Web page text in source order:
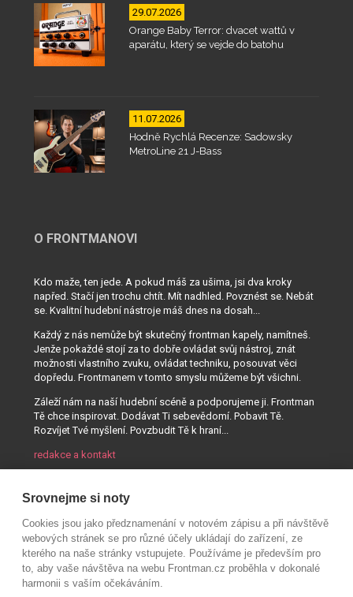
29.07.2026
Orange Baby Terror: dvacet wattů v
aparátu, který se vejde do batohu
11.07.2026
Hodně Rychlá Recenze: Sadowsky
MetroLine 21 J-Bass
O FRONTMANOVI
Kdo maže, ten jede. A pokud máš za ušima, jsi dva kroky
napřed. Stačí jen trochu chtít. Mít nadhled. Povznést se. Nebát
se. Kvalitní hudební nástroje máš dnes na dosah...
Každý z nás nemůže být skutečný frontman kapely, namítneš.
Jenže pokaždé stojí za to dobře ovládat svůj nástroj, znát
možnosti vlastního zvuku, ovládat techniku, posouvat věci
dopředu. Frontmanem v tomto smyslu můžeme být všichni.
Záleží nám na naší hudební scéně a podporujeme ji. Frontman
Tě chce inspirovat. Dodávat Ti sebevědomí. Pobavit Tě.
Rozvíjet Tvé myšlení. Povzbudit Tě k hraní...
redakce a kontakt
Srovnejme si noty
Cookies jsou jako předznamenání v notovém zápisu a při návštěvě
webových stránek se pro různé účely ukládají do zařízení, ze
kterého na naše stránky vstupujete. Používáme je především pro
to, aby vaše návštěva na webu Frontman.cz proběhla v dokonalé
harmonii s vaším očekáváním.